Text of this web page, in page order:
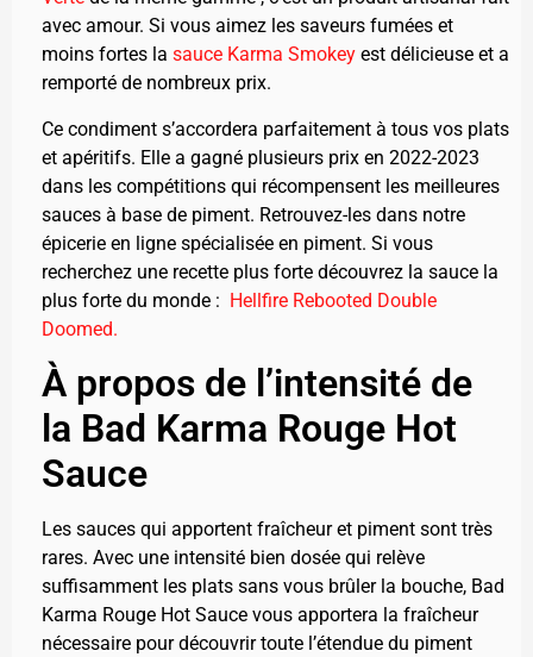
avec amour. Si vous aimez les saveurs fumées et
moins fortes la sauce Karma Smokey est délicieuse et a
remporté de nombreux prix.
Ce condiment s’accordera parfaitement à tous vos plats
et apéritifs. Elle a gagné plusieurs prix en 2022-2023
dans les compétitions qui récompensent les meilleures
sauces à base de piment. Retrouvez-les dans notre
épicerie en ligne spécialisée en piment. Si vous
recherchez une recette plus forte découvrez la sauce la
plus forte du monde : Hellfire Rebooted Double
Doomed.
À propos de l’intensité de
la Bad Karma Rouge Hot
Sauce
Les sauces qui apportent fraîcheur et piment sont très
rares. Avec une intensité bien dosée qui relève
suffisamment les plats sans vous brûler la bouche, Bad
Karma Rouge Hot Sauce vous apportera la fraîcheur
nécessaire pour découvrir toute l’étendue du piment